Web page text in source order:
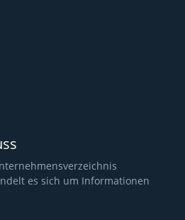
es sich um Informationen